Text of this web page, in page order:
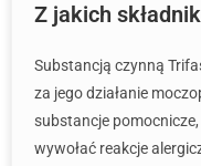
Z jakich
Substancją czynną
za jego działanie
substancje
wywołać reakcje